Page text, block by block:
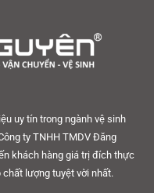
uy tín trong ngành vệ sinh
ty TNHH TMDV Đăng
khách hàng giá trị đích thực
lượng tuyệt vời nhất.